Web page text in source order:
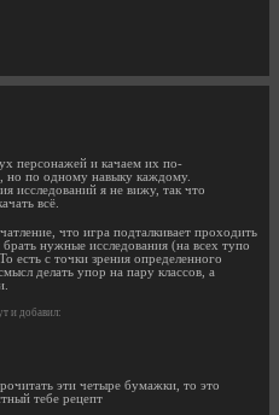
персонажей и качаем их по-
но по одному навыку каждому.
исследований я не вижу, так что
всё.
что игра подталкивает проходить
нужные исследования (на всех тупо
есть с точки зрения определенного
делать упор на пару классов, а
и добавил:
эти четыре бумажки, то это
тебе рецепт